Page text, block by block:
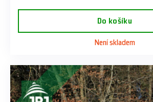
Do košíku
Není skladem